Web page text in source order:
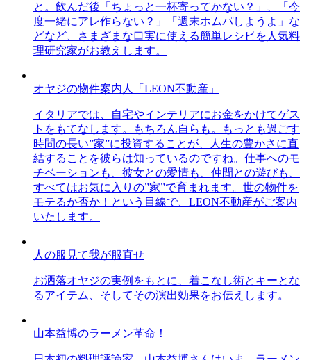
と。飲んだ後「ちょっと一杯寄ってかない？」、「今
度一緒にアレ作らない？」「週末ホムパしようよ」な
どなど、さまざまな口実に使える簡単レシピを人気料
理研究家がお教えします。
オヤジの物件案内人「LEON不動産」
イタリアでは、自宅やインテリアにお金をかけてゲス
トをもてなします。もちろん自らも。もっとも過ごす
時間の長い”家”に投資することが、人生の豊かさに直
結することを彼らは知っているのですね。仕事へのモ
チベーションも、彼女との愛情も、仲間との遊びも、
すべてはお気に入りの”家”で育まれます。世の物件を
モテるか否か！という目線で、LEON不動産がご案内
いたします。
人の服見て我が服直せ
お洒落オヤジの実例をもとに、着こなし術とキーとな
るアイテム、そしてその演出効果をお伝えします。
山本益博のラーメン革命！